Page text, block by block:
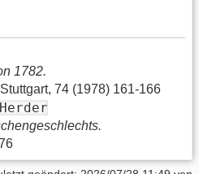
1782.
74 (1978) 161-166